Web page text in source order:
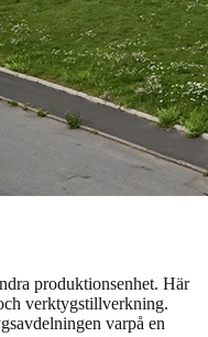
produktionsenhet. Här
verktygstillverkning.
varpå en